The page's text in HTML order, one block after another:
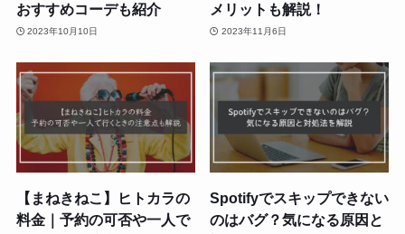
おすすめコーデも紹介
2023年10月10日
メリットも解説！
2023年11月6日
【まねきねこ】ヒトカラの
料金｜予約の可否や一人で
Spotifyでスキップできない
のはバグ？気になる原因と